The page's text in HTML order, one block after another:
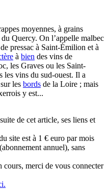
moyennes, à grains
du Quercy. On l’appelle malbec
pressac à Saint-Émilion et à
à bien des vins de
les Graves ou les Saint-
les vins du sud-ouest. Il a
les bords de la Loire ; mais
y est...
de cet article, ses liens et
site est à 1 € euro par mois
annuel), sans
cours, merci de vous connecter